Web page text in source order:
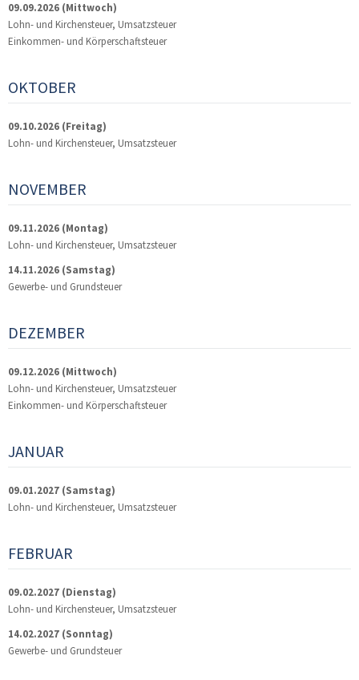
09.09.2026 (Mittwoch)
Lohn- und Kirchensteuer, Umsatzsteuer
Einkommen- und Körperschaftsteuer
OKTOBER
09.10.2026 (Freitag)
Lohn- und Kirchensteuer, Umsatzsteuer
NOVEMBER
09.11.2026 (Montag)
Lohn- und Kirchensteuer, Umsatzsteuer
14.11.2026 (Samstag)
Gewerbe- und Grundsteuer
DEZEMBER
09.12.2026 (Mittwoch)
Lohn- und Kirchensteuer, Umsatzsteuer
Einkommen- und Körperschaftsteuer
JANUAR
09.01.2027 (Samstag)
Lohn- und Kirchensteuer, Umsatzsteuer
FEBRUAR
09.02.2027 (Dienstag)
Lohn- und Kirchensteuer, Umsatzsteuer
14.02.2027 (Sonntag)
Gewerbe- und Grundsteuer